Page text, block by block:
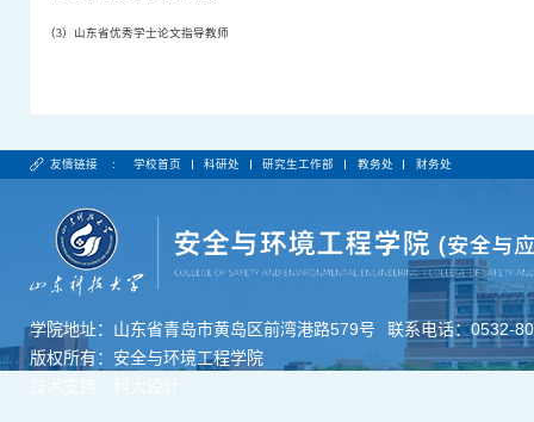
（3）山东省优秀学士论文指导教师
友情链接 : 学校首页 科研处 研究生工作部 教务处 财务处
学院地址：山东省青岛市黄岛区前湾港路579号
联系电话：0532-
版权所有：安全与环境工程学院